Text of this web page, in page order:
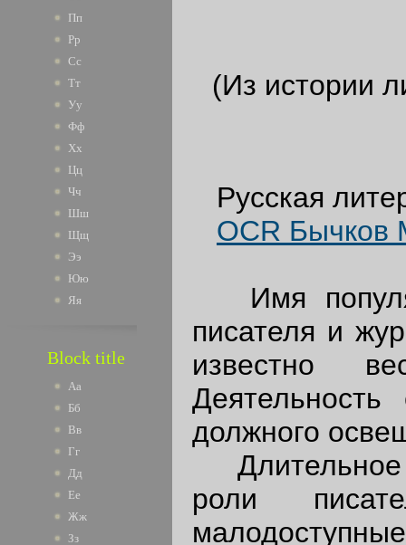
Пп
Рр
Сс
Тт
Уу
Фф
Хх
Цц
Чч
Шш
Щщ
Ээ
Юю
Яя
Block title
Аа
Бб
Вв
Гг
Дд
Ее
Жж
Зз
(Из истории
Русская
OCR Бычков
Имя
писателя и
известно
должного
Длительное
роли